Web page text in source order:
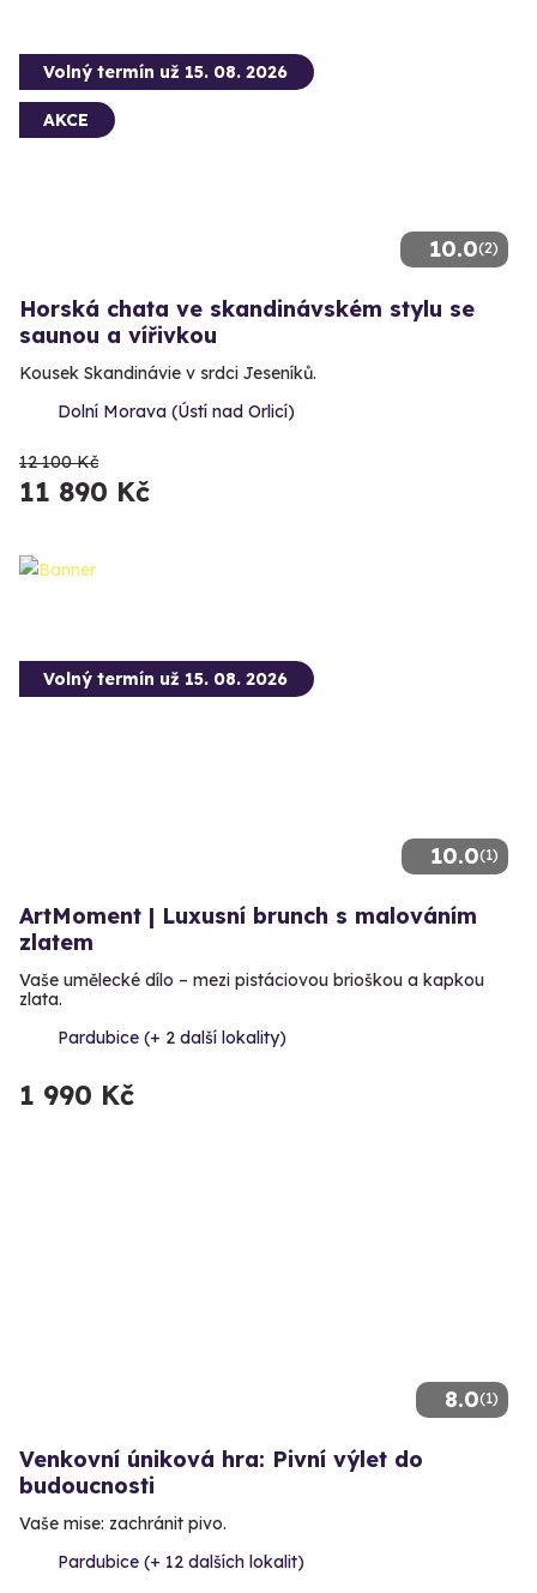
10.0(2)
Volný termín už 15. 08. 2026
AKCE
Horská chata ve skandinávském stylu se
saunou a vířivkou
Kousek Skandinávie v srdci Jeseníků.
Dolní Morava (Ústí nad Orlicí)
12 100 Kč
11 890 Kč
10.0(1)
Volný termín už 15. 08. 2026
ArtMoment | Luxusní brunch s malováním
zlatem
Vaše umělecké dílo – mezi pistáciovou brioškou a kapkou
zlata.
Pardubice (+ 2 další lokality)
1 990 Kč
8.0(1)
Venkovní úniková hra: Pivní výlet do
budoucnosti
Vaše mise: zachránit pivo.
Pardubice (+ 12 dalších lokalit)